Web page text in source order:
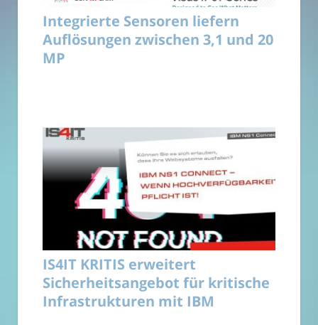
Integrierte Sensoren liefern
Auflösungen zwischen 3,1 und 20
MP
IS4IT KRITIS erweitert
Sicherheitsangebot für kritische
Infrastrukturen mit IBM